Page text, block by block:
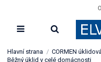
Hlavní strana CORMEN
Běžný úklid v celé domácnosti